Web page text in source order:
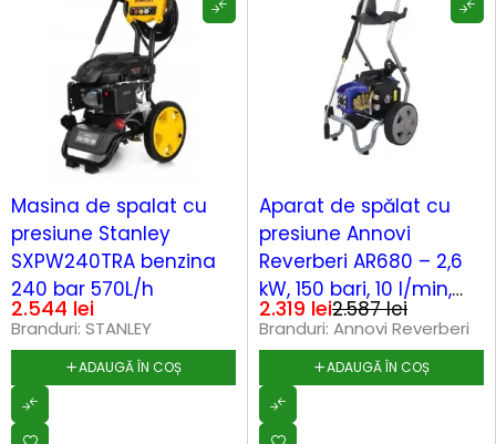
Masina de spalat cu
presiune Stanley
SXPW240TRA benzina
240 bar 570L/h
2.544 lei
Branduri: STANLEY
ADAUGĂ ÎN COȘ
Aparat de spălat cu
presiune Annovi
Reverberi AR680 – 2,6
kW, 150 bari, 10 l/min,
pompă triplex alama
2.587lei
2.319 lei
Branduri: Annovi Reverberi
ADAUGĂ ÎN COȘ